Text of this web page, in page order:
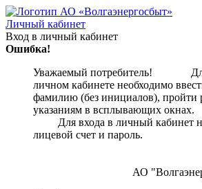
Личный кабинет
Вход в личный кабинет
Ошибка!
Уважаемый потребитель! Для
личном кабинете необходимо
фамилию (без инициалов), пройти
указаниям в
Для входа в личный кабинет
лицевой счет
АО